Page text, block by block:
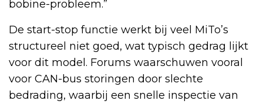
bobine-probleem.”
De start-stop functie werkt bij veel MiTo’s
structureel niet goed, wat typisch gedrag lijkt
voor dit model. Forums waarschuwen vooral
voor CAN-bus storingen door slechte
bedrading, waarbij een snelle inspectie van